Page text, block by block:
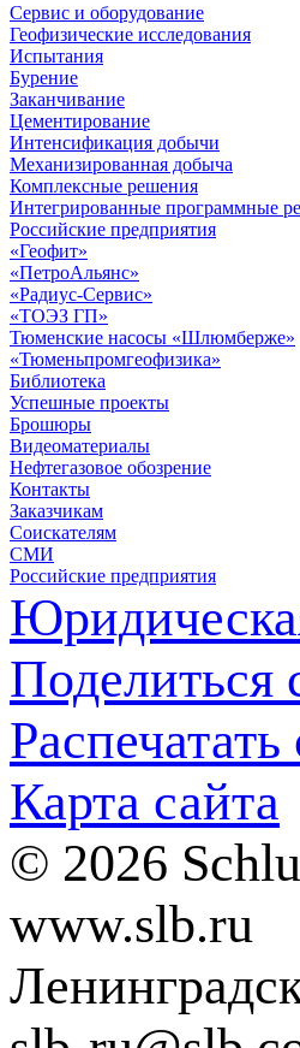
Сервис и оборудование
Геофизические исследования
Испытания
Бурение
Заканчивание
Цементирование
Интенсификация добычи
Механизированная добыча
Комплексные решения
Интегрированные программные
Российские предприятия
«Геофит»
«ПетроАльянс»
«Радиус-Сервис»
«ТОЭЗ ГП»
Тюменские насосы «Шлюмберже»
«Тюменьпромгеофизика»
Библиотека
Успешные проекты
Брошюры
Видеоматериалы
Нефтегазовое обозрение
Контакты
Заказчикам
Соискателям
СМИ
Российские предприятия
Поделиться
Карта сайта
© 2026
www.slb.ru